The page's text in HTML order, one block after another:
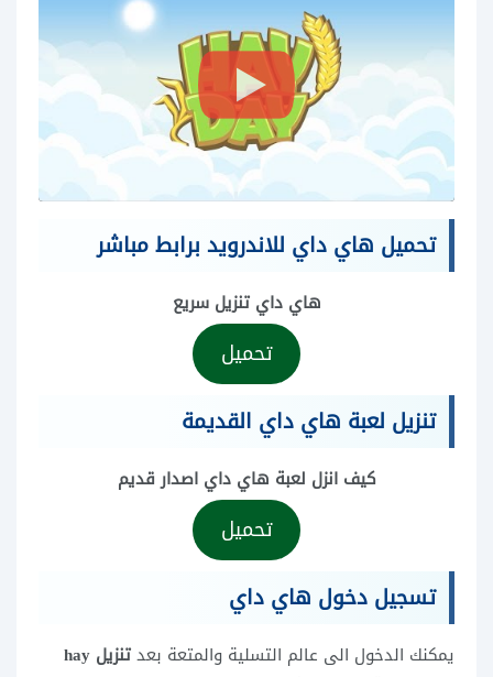
تحميل هاي داي للاندرويد برابط مباشر
هاي داي تنزيل سريع
تحميل
تنزيل لعبة هاي داي القديمة
كيف انزل لعبة هاي داي اصدار قديم
تحميل
تسجيل دخول هاي داي
يمكنك الدخول الى عالم التسلية والمتعة بعد
تنزيل hay